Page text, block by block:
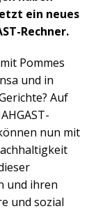
ein neues
Rechner.
Pommes
und in
Auf
nun mit
und ihren
und sozial